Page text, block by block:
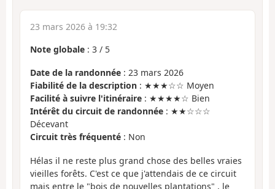
23 mars 2026 à 19:32
Note globale : 3 / 5
Date de la randonnée : 23 mars 2026
Fiabilité de la description : ★★★☆☆ Moyen
Facilité à suivre l'itinéraire : ★★★★☆ Bien
Intérêt du circuit de randonnée : ★★☆☆☆
Décevant
Circuit très fréquenté : Non
Hélas il ne reste plus grand chose des belles vraies
vieilles forêts. C'est ce que j'attendais de ce circuit
mais entre le "bois de nouvelles plantations" , le